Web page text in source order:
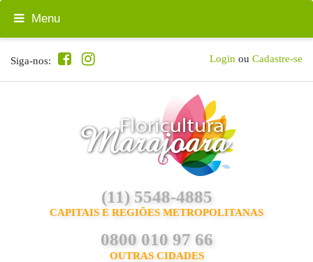
Siga-nos: Login ou Cadastre-se
(11) 5548-4885
CAPITAIS E REGIÕES METROPOLITANAS
0800 010 97 66
OUTRAS CIDADES
Menu